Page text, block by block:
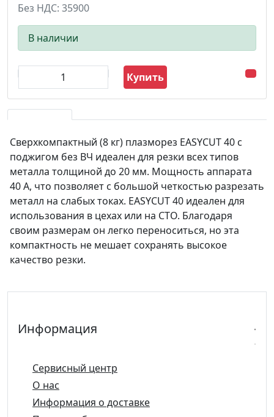
Без НДС: 35900
В наличии
Купить
Сверхкомпактный (8 кг) плазморез EASYCUT 40 с
поджигом без ВЧ идеален для резки всех типов
металла толщиной до 20 мм. Мощность аппарата
40 A, что позволяет с большой четкостью разрезать
металл на слабых токах. EASYCUT 40 идеален для
использования в цехах или на СТО. Благодаря
своим размерам он легко переноситься, но эта
компактность не мешает сохранять высокое
качество резки.
Информация
Сервисный центр
О нас
Информация о доставке